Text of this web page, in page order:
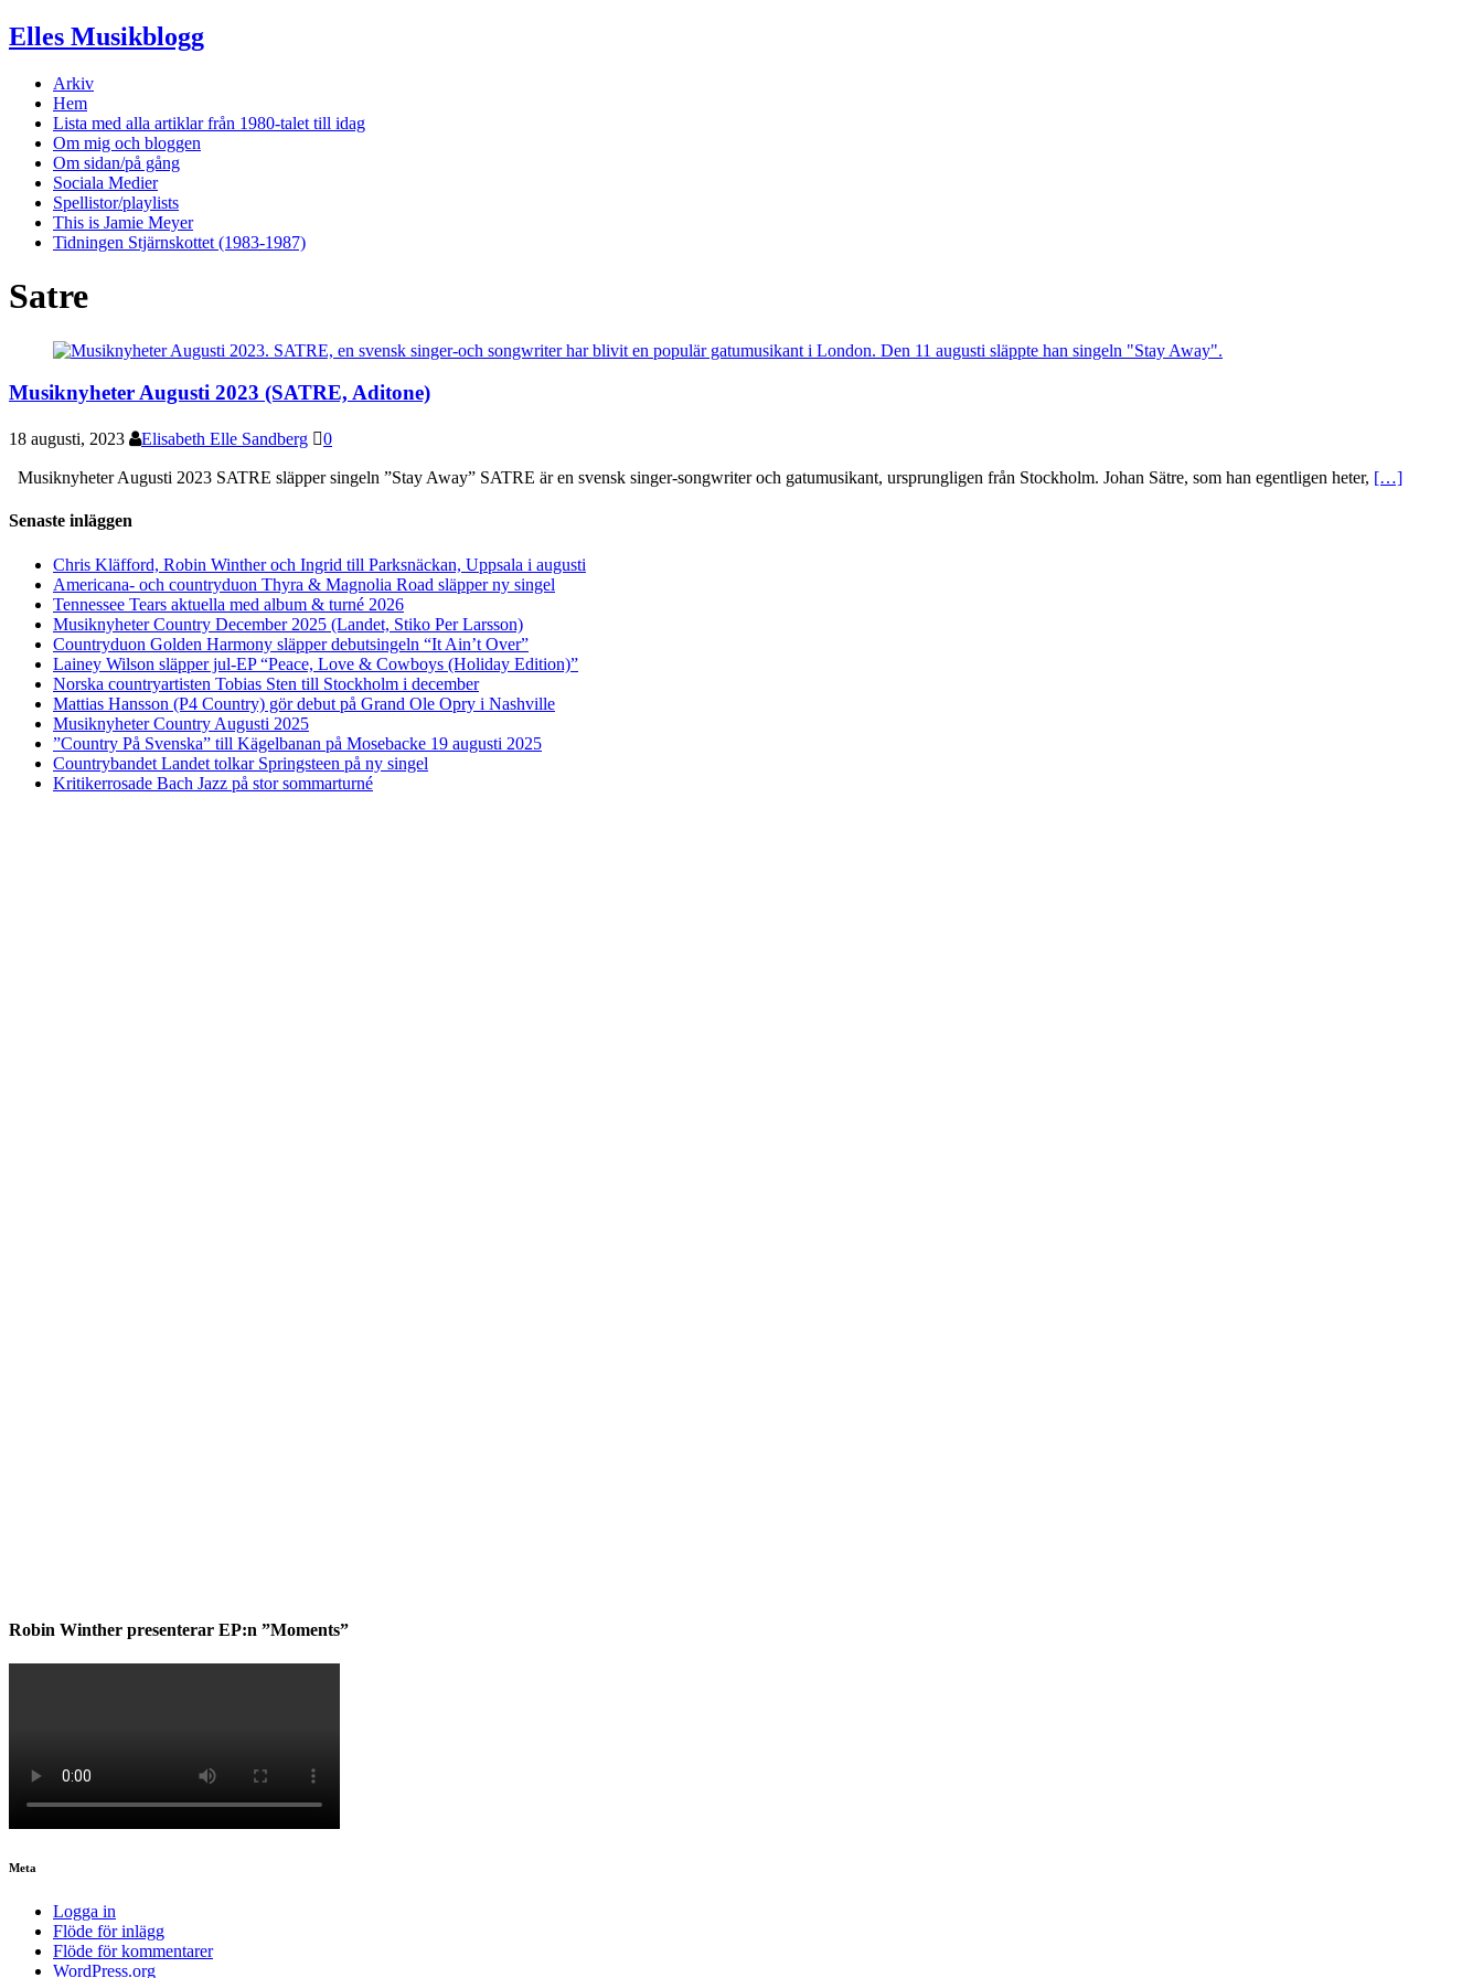
Elles Musikblogg
Arkiv
Hem
Lista med alla artiklar från 1980-talet till idag
Om mig och bloggen
Om sidan/på gång
Sociala Medier
Spellistor/playlists
This is Jamie Meyer
Tidningen Stjärnskottet (1983-1987)
Satre
Musiknyheter Augusti 2023 (SATRE, Aditone)
18 augusti, 2023 Elisabeth Elle Sandberg 0
Musiknyheter Augusti 2023 SATRE släpper singeln ”Stay Away” SATRE är en svensk singer-songwriter och gatumusikant, ursprungligen från Stockholm. Johan Sätre, som han egentligen heter, […]
Senaste inläggen
Chris Kläfford, Robin Winther och Ingrid till Parksnäckan, Uppsala i augusti
Americana- och countryduon Thyra & Magnolia Road släpper ny singel
Tennessee Tears aktuella med album & turné 2026
Musiknyheter Country December 2025 (Landet, Stiko Per Larsson)
Countryduon Golden Harmony släpper debutsingeln “It Ain’t Over”
Lainey Wilson släpper jul-EP “Peace, Love & Cowboys (Holiday Edition)”
Norska countryartisten Tobias Sten till Stockholm i december
Mattias Hansson (P4 Country) gör debut på Grand Ole Opry i Nashville
Musiknyheter Country Augusti 2025
”Country På Svenska” till Kägelbanan på Mosebacke 19 augusti 2025
Countrybandet Landet tolkar Springsteen på ny singel
Kritikerrosade Bach Jazz på stor sommarturné
Robin Winther presenterar EP:n ”Moments”
Meta
Logga in
Flöde för inlägg
Flöde för kommentarer
WordPress.org